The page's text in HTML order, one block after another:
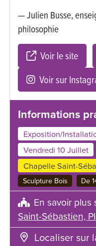
— Julien Busse,
philosophie
Voir le site
Voir sur
Informations
Exposition/
Vendredi 10 Juillet
Chapelle Saint-
Sculpture Bois De
En savoir plus
Saint-Sébastien,
Localiser sur